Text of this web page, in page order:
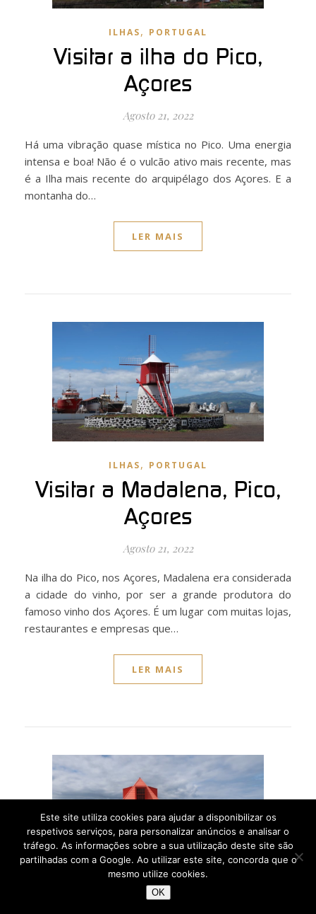
ILHAS, PORTUGAL
Visitar a ilha do Pico,
Açores
Agosto 21, 2022
Há uma vibração quase mística no Pico. Uma energia
intensa e boa! Não é o vulcão ativo mais recente, mas
é a Ilha mais recente do arquipélago dos Açores. E a
montanha do…
LER MAIS
ILHAS, PORTUGAL
Visitar a Madalena, Pico,
Açores
Agosto 21, 2022
Na ilha do Pico, nos Açores, Madalena era considerada
a cidade do vinho, por ser a grande produtora do
famoso vinho dos Açores. É um lugar com muitas lojas,
restaurantes e empresas que…
LER MAIS
,PORTUGAL
Este site utiliza cookies para ajudar a disponibilizar os
respetivos serviços, para personalizar anúncios e analisar o
tráfego. As informações sobre a sua utilização deste site são
partilhadas com a Google. Ao utilizar este site, concorda que o
mesmo utilize cookies.
OK